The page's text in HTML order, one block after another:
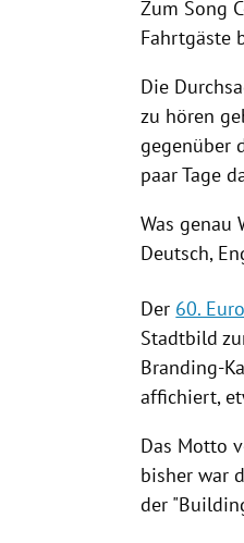
Zum Song
Fahrtgäste
Die
zu hören
gegenüber
paar Tage
Was genau
Deutsch,
Der 60.
Stadtbild
Branding-
affichiert,
Das Motto
bisher war
der